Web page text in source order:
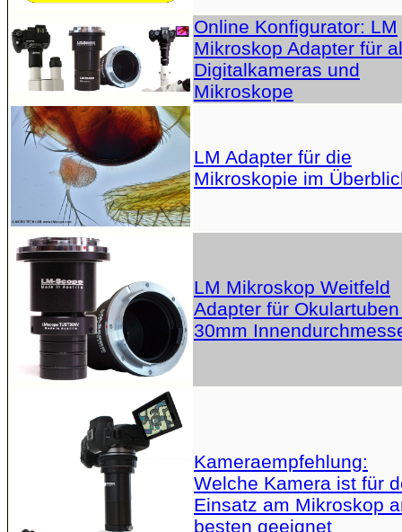
Online Konfigurator: LM
Mikroskop Adapter für
Digitalkameras und
Mikroskope
LM Adapter für die
Mikroskopie im
LM Mikroskop Weitfeld
Adapter für
30mm
Kameraempfehlung:
Welche Kamera ist für
Einsatz am Mikroskop
besten geeignet